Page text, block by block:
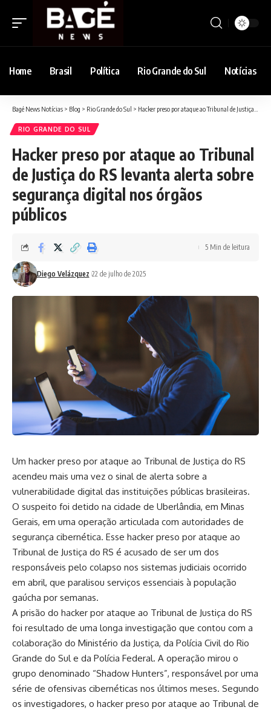
Home Brasil Política Rio Grande do Sul Notícias
Bagé News Notícias > Blog > Rio Grande do Sul > Hacker preso por ataque ao Tribunal de Justiça do RS levanta alerta sobre segurança digital nos órgãos públicos
RIO GRANDE DO SUL
Hacker preso por ataque ao Tribunal
de Justiça do RS levanta alerta sobre
segurança digital nos órgãos
públicos
Diego Velázquez 22 de julho de 2025
5 Min de leitura
Um hacker preso por ataque ao Tribunal de Justiça do RS
acendeu mais uma vez o sinal de alerta sobre a
vulnerabilidade digital das instituições públicas brasileiras.
O suspeito foi detido na cidade de Uberlândia, em Minas
Gerais, em uma operação articulada com autoridades de
segurança cibernética. Esse hacker preso por ataque ao
Tribunal de Justiça do RS é acusado de ser um dos
responsáveis pelo colapso nos sistemas judiciais ocorrido
em abril, que paralisou serviços essenciais à população
gaúcha por semanas.
A prisão do hacker por ataque ao Tribunal de Justiça do RS
foi resultado de uma longa investigação que contou com a
colaboração do Ministério da Justiça, da Polícia Civil do Rio
Grande do Sul e da Polícia Federal. A operação mirou o
grupo denominado “Shadow Hunters”, responsável por uma
série de ofensivas cibernéticas nos últimos meses. Segundo
os investigadores, o hacker preso por ataque ao Tribunal de